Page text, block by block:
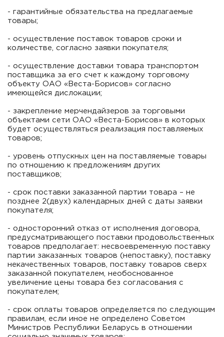
- гарантийные обязательства на предлагаемые
товары;
- осуществление поставок товаров сроки и
количестве, согласно заявки покупателя;
- осуществление доставки товара транспортом
поставщика за его счет к каждому торговому
объекту ОАО «Веста-Борисов» согласно
имеющейся дислокации;
- закрепление мерчендайзеров за торговыми
объектами сети ОАО «Веста-Борисов» в которых
будет осуществляться реализация поставляемых
товаров;
- уровень отпускных цен на поставляемые товары
по отношению к предложениям других
поставщиков;
- срок поставки заказанной партии товара – не
позднее 2(двух) календарных дней с даты заявки
покупателя;
- односторонний отказ от исполнения договора,
предусматривающего поставки продовольственных
товаров предполагает: несвоевременную поставку
партии заказанных товаров (непоставку), поставку
некачественных товаров, поставку товаров сверх
заказанной покупателем, необоснованное
увеличение цены товара без согласования с
покупателем;
- срок оплаты товаров определяется по следующим
правилам, если иное не определено Советом
Министров Республики Беларусь в отношении